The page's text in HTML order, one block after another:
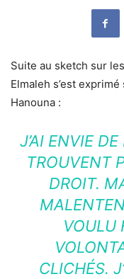
Suite au sketch sur
Elmaleh s’est
Hanouna :
J’AI ENVIE
TROUVENT
DROIT.
VOULU
CLICHÉS.